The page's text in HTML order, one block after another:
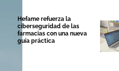
Hefame refuerza la
ciberseguridad de las
farmacias con una nueva
guía práctica